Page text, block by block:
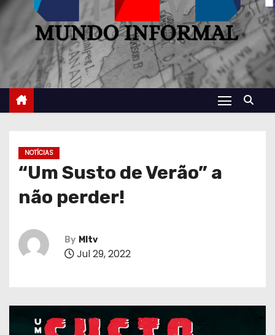
NOTÍCIAS
“Um Susto de Verão” a
não perder!
By MItv
Jul 29, 2022